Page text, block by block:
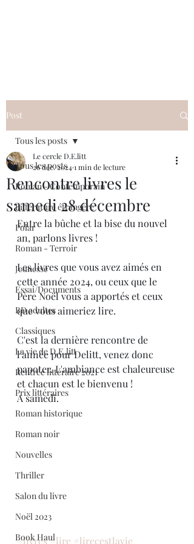
Post
Tous les posts
Roman - Contemporain
Littérature étrangère
Polar
Roman - Terroir
Jeunesse
Essai/Documents
BD adultes
Classiques
La vie de D.E.litt
Rentrée littéraire 2021
Prix littéraires
Roman historique
Roman noir
Nouvelles
Thriller
Salon du livre
Noël 2023
Book Haul
Tous les posts
Rencontre livres le
samedi 28 décembre
Le cercle D.E.litt
26 déc. 20241 min de lecture
Entre la bûche et la bise du nouvel
an, parlons livres !
Les livres que vous avez aimés en
cette année 2024, ou ceux que le
Père Noël vous a apportés et ceux
que vous aimeriez lire.
C'est la dernière rencontre de
l'année pour Delitt, venez donc
papoter. L'ambiance est chaleureuse
et chacun est le bienvenu !
A samedi.
#livres#lire #lirecestlavie